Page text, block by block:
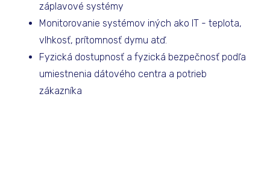
záplavové systémy
Monitorovanie systémov iných ako IT - teplota,
vlhkosť, prítomnosť dymu atď.
Fyzická dostupnosť a fyzická bezpečnosť podľa
umiestnenia dátového centra a potrieb
zákazníka